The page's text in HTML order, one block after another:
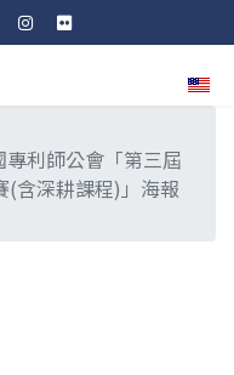
選擇
利師公會「第三屆
(含深耕課程)」海報